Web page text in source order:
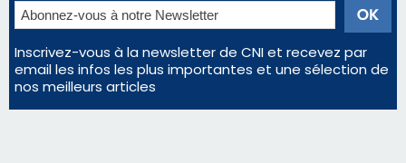
En Corse, un début de saison marqué par une
consommation en recul dans les restaurants
La gendarmerie alerte les restaurateurs corses
face à une nouvelle escroquerie au faux vendeur de